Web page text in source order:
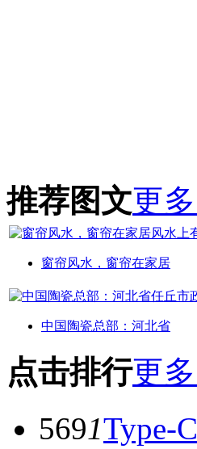
推荐图文更
窗帘风水，窗帘在家居
中国陶瓷总部：河北省
点击排行更
5691Type-